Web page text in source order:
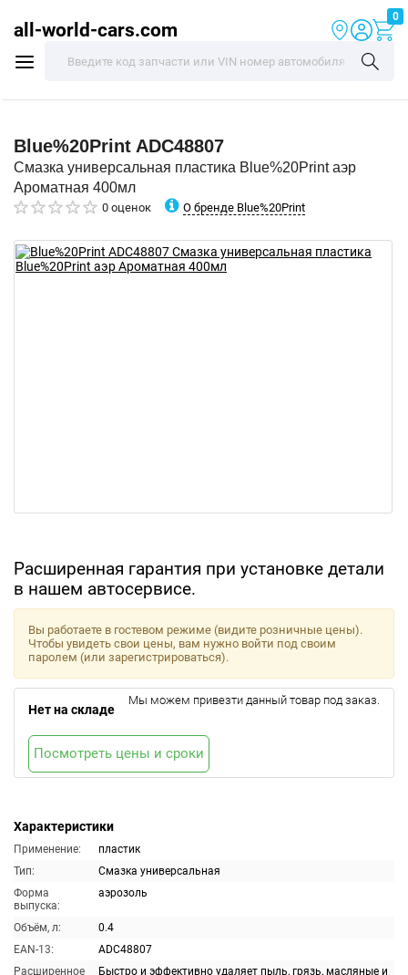
all-world-cars.com
0
Blue%20Print ADC48807
Смазка универсальная пластика Blue%20Print аэр
Ароматная 400мл
0 оценок О бренде Blue%20Print
Расширенная гарантия при установке детали
в нашем автосервисе.
Характеристики
Применение:
пластик
Тип:
Смазка универсальная
Форма
выпуска:
аэрозоль
Объём, л:
0.4
EAN-13:
ADC48807
Расширенное
Быстро и эффективно удаляет пыль, грязь, масляные и
Вы работаете в гостевом режиме (видите розничные цены).
Чтобы увидеть свои цены, вам нужно войти под своим
паролем (или зарегистрироваться).
Нет на складе
Мы можем привезти данный товар под заказ.
Посмотреть цены и сроки